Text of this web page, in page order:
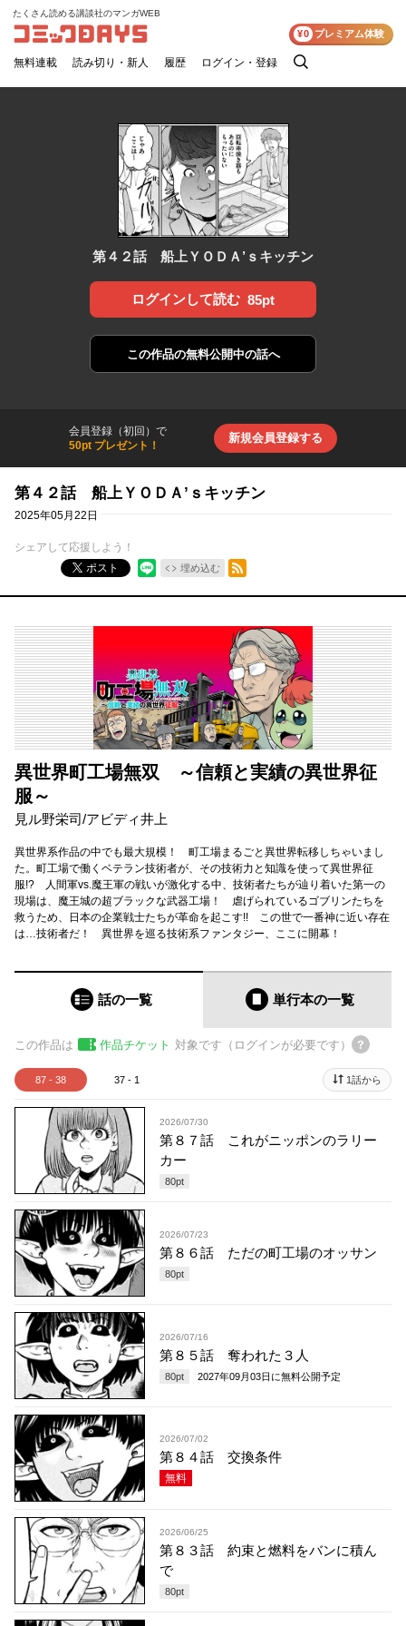
コミックDAYS
たくさん読める講談社のマンガWEB
無料連載 読み切り・新人 履歴 ログイン・登録
検
¥0 プレミアム体験
第４２話 船上ＹＯＤＡ’ｓキッチン
ログインして読む 85pt
この作品の無料公開中の話へ
会員登録（初回）で
50pt プレゼント！
新規会員登録する
第４２話 船上ＹＯＤＡ’ｓキッチン
2025年05月22日
シェアして応援しよう！
ポスト
埋め込む
RSSフィード
異世界町工場無双 ～信頼と実績の異世界征
服～
見ル野栄司/アビディ井上
異世界系作品の中でも最大規模！ 町工場まるごと異世界転移しちゃいまし
た。町工場で働くベテラン技術者が、その技術力と知識を使って異世界征
服!? 人間軍vs.魔王軍の戦いが激化する中、技術者たちが辿り着いた第一の
現場は、魔王城の超ブラックな武器工場！ 虐げられているゴブリンたちを
救うため、日本の企業戦士たちが革命を起こす!! この世で一番神に近い存在
は…技術者だ！ 異世界を巡る技術系ファンタジー、ここに開幕！
話の一覧 単行本の一覧
この作品は 作品チケット 対象です（ログインが必要です）
87 - 38 37 - 1 1話から
2026/07/30
第８７話 これがニッポンのラリー
カー
80pt
2026/07/23
第８６話 ただの町工場のオッサン
80pt
2026/07/16
第８５話 奪われた３人
80pt 2027年09月03日 に無料公開予定
2026/07/02
第８４話 交換条件
無料
2026/06/25
第８３話 約束と燃料をバンに積ん
で
80pt